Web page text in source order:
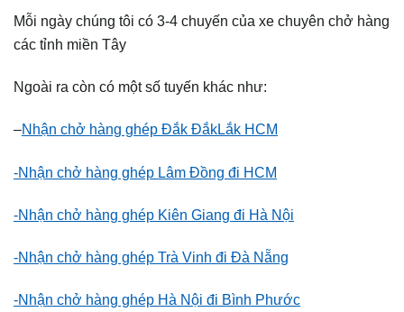
Mỗi ngày chúng tôi có 3-4 chuyến của xe chuyên chở hàng
các tỉnh miền Tây
Ngoài ra còn có một số tuyến khác như:
–Nhận chở hàng ghép Đắk ĐắkLắk HCM
-Nhận chở hàng ghép Lâm Đồng đi HCM
-Nhận chở hàng ghép Kiên Giang đi Hà Nội
-Nhận chở hàng ghép Trà Vinh đi Đà Nẵng
-Nhận chở hàng ghép Hà Nội đi Bình Phước